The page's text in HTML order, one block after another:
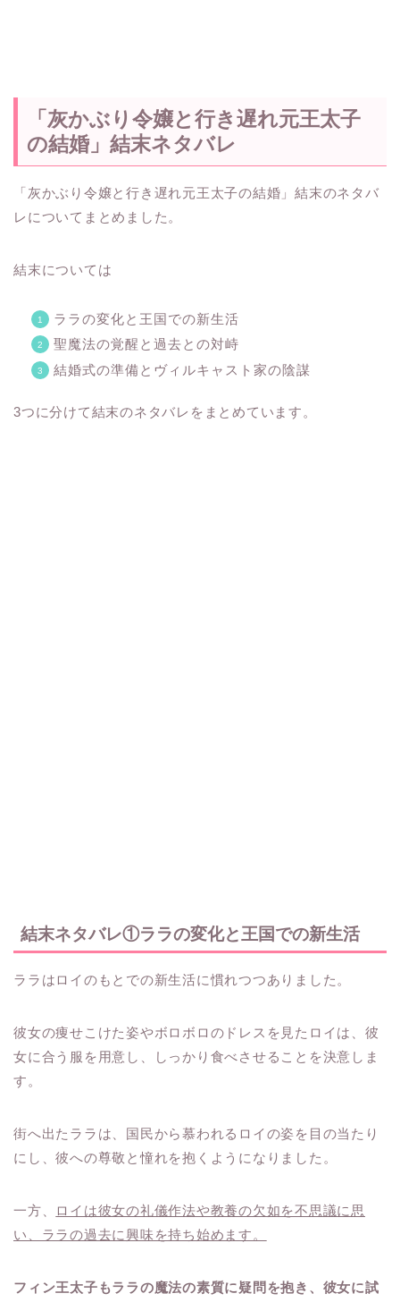
「灰かぶり令嬢と行き遅れ元王太子
の結婚」結末ネタバレ
「灰かぶり令嬢と行き遅れ元王太子の結婚」結末のネタバ
レについてまとめました。
結末については
ララの変化と王国での新生活
聖魔法の覚醒と過去との対峙
結婚式の準備とヴィルキャスト家の陰謀
3つに分けて結末のネタバレをまとめています。
結末ネタバレ①ララの変化と王国での新生活
ララはロイのもとでの新生活に慣れつつありました。
彼女の痩せこけた姿やボロボロのドレスを見たロイは、彼
女に合う服を用意し、しっかり食べさせることを決意しま
す。
街へ出たララは、国民から慕われるロイの姿を目の当たり
にし、彼への尊敬と憧れを抱くようになりました。
一方、
ロイは彼女の礼儀作法や教養の欠如を不思議に思
い、ララの過去に興味を持ち始めます。
フィン王太子もララの魔法の素質に疑問を抱き、彼女に試